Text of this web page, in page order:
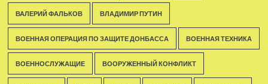
ВАЛЕРИЙ ФАЛЬКОВ ВЛАДИМИР ПУТИН
ВОЕННАЯ ОПЕРАЦИЯ ПО ЗАЩИТЕ ДОНБАССА ВОЕННАЯ ТЕХНИКА
ВОЕННОСЛУЖАЩИЕ ВООРУЖЕННЫЙ КОНФЛИКТ